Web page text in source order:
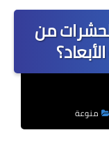
من
منوعة